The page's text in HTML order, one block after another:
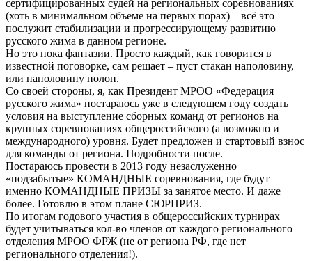
сертифицированных судей на региональных соревнованиях
(хоть в минимальном объеме на первых порах) – всё это
послужит стабилизации и прогрессирующему развитию
русского жима в данном регионе.
Но это пока фантазии. Просто каждый, как говорится в
известной поговорке, сам решает – пуст стакан наполовину,
или наполовину полон.
Со своей стороны, я, как Президент МРОО «Федерация
русского жима» постараюсь уже в следующем году создать
условия на выступление сборных команд от регионов на
крупных соревнованиях общероссийского (а возможно и
международного) уровня. Будет предложен и стартовый взнос
для команды от региона. Подробности после.
Постараюсь провести в 2013 году незаслуженно
«подзабытые» КОМАНДНЫЕ соревнования, где будут
именно КОМАНДНЫЕ ПРИЗЫ за занятое место. И даже
более. Готовлю в этом плане СЮРПРИЗ.
По итогам годового участия в общероссийских турнирах
будет учитываться кол-во членов от каждого регионального
отделения МРОО ФРЖ (не от региона РФ, где нет
регионального отделения!).